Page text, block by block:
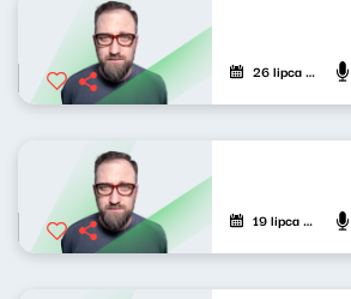
26 lipca 2020
19 lipca 2020